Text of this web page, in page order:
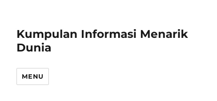
Kumpulan Informasi Menarik
Dunia
MENU